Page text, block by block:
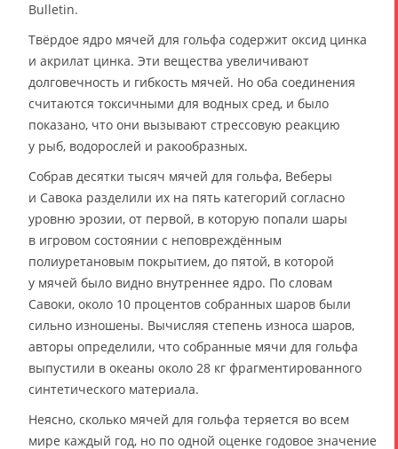
Bulletin.
Твёрдое ядро мячей для гольфа содержит оксид цинка
и акрилат цинка. Эти вещества увеличивают
долговечность и гибкость мячей. Но оба соединения
считаются токсичными для водных сред, и было
показано, что они вызывают стрессовую реакцию
у рыб, водорослей и ракообразных.
Собрав десятки тысяч мячей для гольфа, Веберы
и Савока разделили их на пять категорий согласно
уровню эрозии, от первой, в которую попали шары
в игровом состоянии с неповреждённым
полиуретановым покрытием, до пятой, в которой
у мячей было видно внутреннее ядро. По словам
Савоки, около 10 процентов собранных шаров были
сильно изношены. Вычисляя степень износа шаров,
авторы определили, что собранные мячи для гольфа
выпустили в океаны около 28 кг фрагментированного
синтетического материала.
Неясно, сколько мячей для гольфа теряется во всем
мире каждый год, но по одной оценке годовое значение